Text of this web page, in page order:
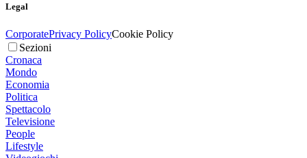
Legal
CorporatePrivacy PolicyCookie Policy
Sezioni
Cronaca
Mondo
Economia
Politica
Spettacolo
Televisione
People
Lifestyle